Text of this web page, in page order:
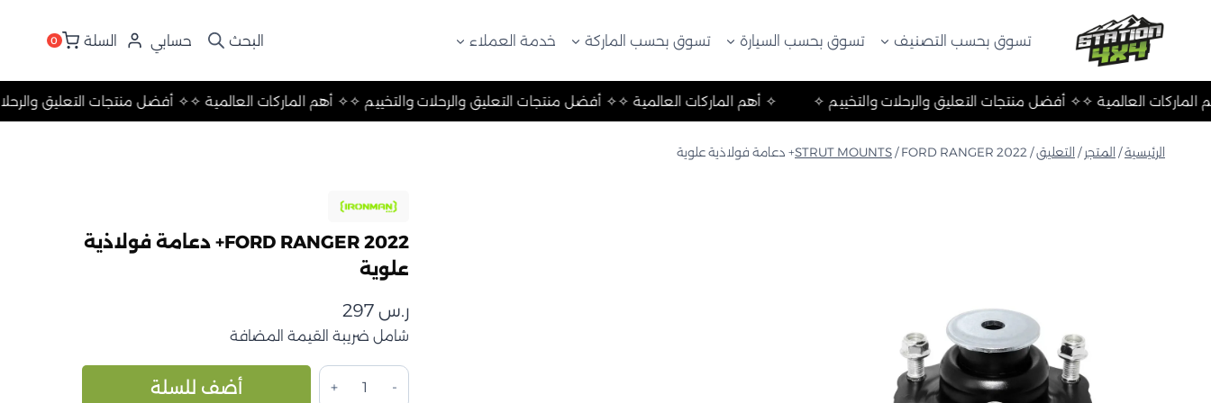
تسوق بحسب التصنيف تسوق بحسب السيارة تسوق بحسب الماركة خدمة العملاء حسابي السلة 0
✧ أفضل منتجات✧ أهم الماركات العالمية ✧✧ أفضل منتجات التعليق والرحلات والتخييم ✧✧ أهم الماركات العالمية ✧ ✧ أفضل منتجات التعليق والرحلات والتخييم ✧✧ أهم الماركات العالمية ✧✧
الرئيسية/ المتجر / التعليق/
STRUT MOUNTS / FORD RANGER 2022+ دعامة فولاذية علوية
FORD RANGER 2022+ دعامة فولاذية
علوية
ر.س297
شامل ضريبة القيمة المضافة
كمية
FORD
أضف للسلة